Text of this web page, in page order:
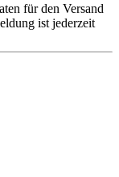
für den Versand
ist jederzeit